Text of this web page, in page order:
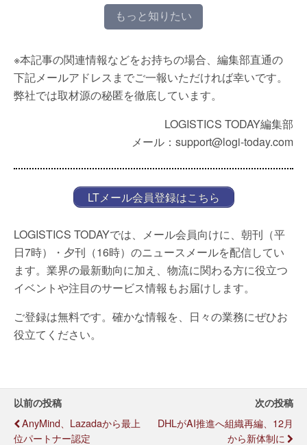
もっと知りたい
※本記事の関連情報などをお持ちの場合、編集部直通の
下記メールアドレスまでご一報いただければ幸いです。
弊社では取材源の秘匿を徹底しています。
LOGISTICS TODAY編集部
メール：support@logi-today.com
LTメール会員登録はこちら
LOGISTICS TODAYでは、メール会員向けに、朝刊（平
日7時）・夕刊（16時）のニュースメールを配信してい
ます。業界の最新動向に加え、物流に関わる方に役立つ
イベントや注目のサービス情報もお届けします。
ご登録は無料です。確かな情報を、日々の業務にぜひお
役立てください。
以前の投稿
AnyMind、Lazadaから最上
位パートナー認定
次の投稿
DHLがAI推進へ組織再編、12月
から新体制に